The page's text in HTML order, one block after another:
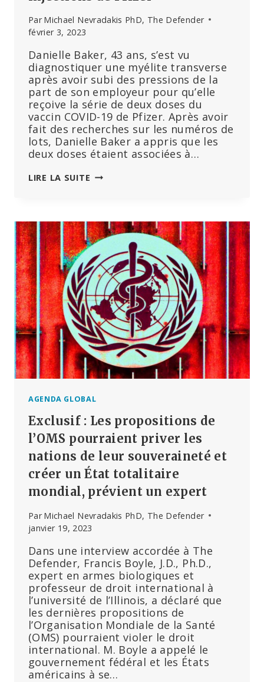
À
POST-
PANDÉMIQUE »
Par Michael Nevradakis PhD, The Defender
février 3, 2023
Danielle Baker, 43 ans, s’est vu
diagnostiquer une myélite transverse
après avoir subi des pressions de la
part de son employeur pour qu’elle
reçoive la série de deux doses du
vaccin COVID-19 de Pfizer. Après avoir
fait des recherches sur les numéros de
lots, Danielle Baker a appris que les
deux doses étaient associées à…
LIRE LA SUITE UNE
UNE
MYÉLITE
TRANSVERSE
INDUITE
PAR
UN
VACCIN
APRÈS
DES
INJECTIONS
DE
PFIZER
AGENDA GLOBAL
Exclusif : Les propositions de
l’OMS pourraient priver les
nations de leur souveraineté et
créer un État totalitaire
mondial, prévient un expert
Par Michael Nevradakis PhD, The Defender
janvier 19, 2023
Dans une interview accordée à The
Defender, Francis Boyle, J.D., Ph.D.,
expert en armes biologiques et
professeur de droit international à
l’université de l’Illinois, a déclaré que
les dernières propositions de
l’Organisation Mondiale de la Santé
(OMS) pourraient violer le droit
international. M. Boyle a appelé le
gouvernement fédéral et les États
américains à se…